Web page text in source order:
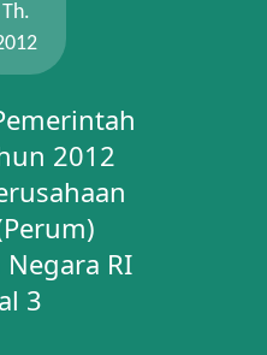
Th.
2012
Negara RI
3